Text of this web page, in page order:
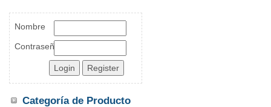
Nombre
Contraseña
Categoría de Producto